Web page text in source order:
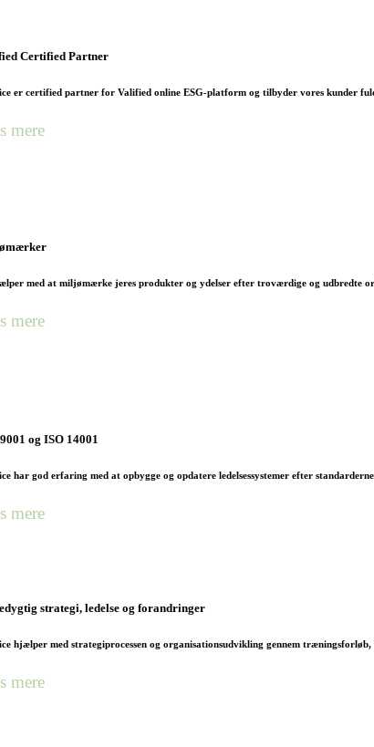
Certified Partner
er certified partner for Valified online ESG-platform og tilbyder vores kunder
mere
med at miljømærke jeres produkter og ydelser efter troværdige og udbredte
mere
og ISO 14001
har god erfaring med at opbygge og opdatere ledelsessystemer efter
mere
strategi, ledelse og forandringer
hjælper med strategiprocessen og organisationsudvikling gennem træningsforløb,
mere